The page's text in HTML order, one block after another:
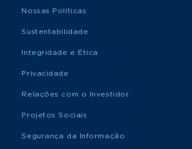
Nossas Políticas
Sustentabilidade
Integridade e Ética
Privacidade
Relações com o Investidor
Projetos Sociais
Segurança da Informação